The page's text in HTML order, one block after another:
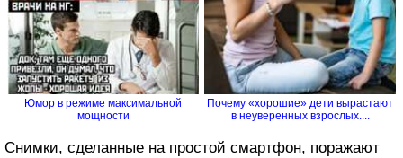
Юмор в режиме максимальной
мощности
Почему «хорошие» дети вырастают
в неуверенных взрослых....
Снимки, сделанные на простой смартфон, поражают